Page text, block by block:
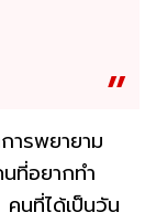
รพยายาม
ที่อยากทำ
นที่ได้เป็นวัน